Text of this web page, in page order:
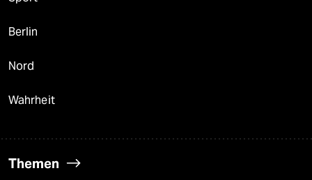
Berlin
Nord
Wahrheit
Themen